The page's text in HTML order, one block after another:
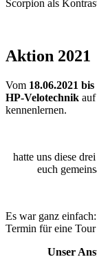
Scorpion als
Aktion 2021
Vom 18.06.2021 bis
HP-Velotechnik
kennenlernen.
hatte uns diese
euch
Es war ganz
Termin für eine
Unser